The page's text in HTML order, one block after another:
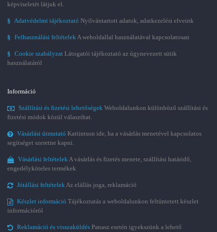
képviseletét látjuk el.
§ Adatvédelmi tájékoztató Nyilvántartott adatok, adatkezelési elveink
§ Felhasználási feltételekA weboldallal használatával kapcsolatosan
§ Cookie szabályzat Látogatói tájékoztató az úgynevezett sütik
használatáról
Információ
Szállítási és fizetési lehetőségek Weboldalunkon különböző szállítási és
fizetési módok közül választhat.
Vásárlási útmutató Kattintson ide, ha a vásárlás menetével kapcsolatos
segítséget szeretne kapni.
Vásárlási feltételekA vásárlás és fizetés menete, szállítási határidő,
engedélyköteles termékek
Jótállási feltételekAz elállás joga, reklamáció
Készlet információ Tájékoztatás a weboldalunkon feltüntetett készlet
információról
Reklamáció és visszaküldés Panasz esetén igyekszünk a lehető